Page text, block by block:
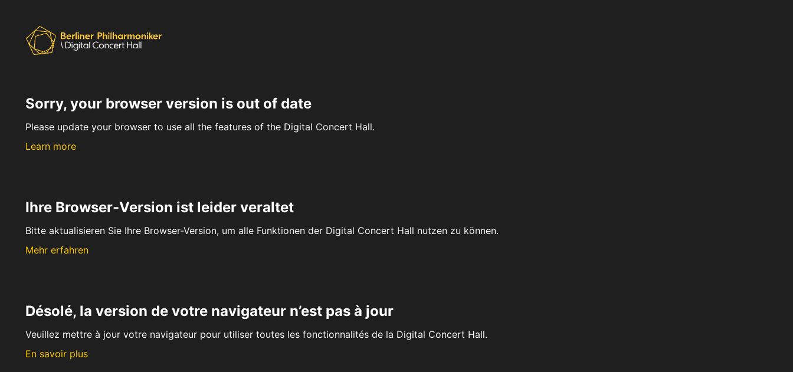
Sorry, your browser version is out of date
Please update your browser to use all the features of the Digital Concert Hall.
Learn more
Ihre Browser-Version ist leider veraltet
Bitte aktualisieren Sie Ihre Browser-Version, um alle Funktionen der Digital Concert Hall nutzen zu können.
Mehr erfahren
Désolé, la version de votre navigateur n’est pas à jour
Veuillez mettre à jour votre navigateur pour utiliser toutes les fonctionnalités de la Digital Concert Hall.
En savoir plus